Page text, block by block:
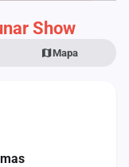
Show
Mapa